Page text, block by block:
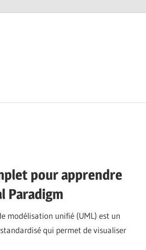
pour apprendre
Paradigm
modélisation unifié (UML) est un
qui permet de visualiser